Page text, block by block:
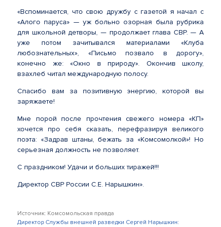
«Вспоминается, что свою дружбу с газетой я начал с
«Алого паруса» — уж больно озорная была рубрика
для школьной детворы, — продолжает глава СВР. — А
уже потом зачитывался материалами «Клуба
любознательных», «Письмо позвало в дорогу»,
конечно же: «Окно в природу». Окончив школу,
взахлеб читал международную полосу.
Спасибо вам за позитивную энергию, которой вы
заряжаете!
Мне порой после прочтения свежего номера «КП»
хочется про себя сказать, перефразируя великого
поэта: «Задрав штаны, бежать за «Комсомолкой»! Но
серьезная должность не позволяет.
С праздником! Удачи и больших тиражей!!!
Директор СВР России С.Е. Нарышкин».
Источник: Комсомольская правда
Директор Службы внешней разведки Сергей Нарышкин: